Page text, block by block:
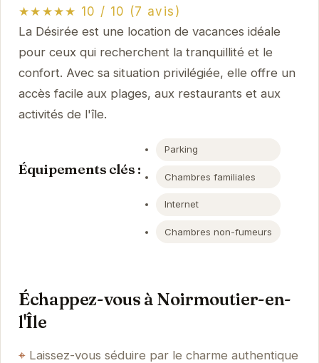
★★★★★ 10 / 10 (7 avis)
La Désirée est une location de vacances idéale
pour ceux qui recherchent la tranquillité et le
confort. Avec sa situation privilégiée, elle offre un
accès facile aux plages, aux restaurants et aux
activités de l'île.
Équipements clés :
Parking
Chambres familiales
Internet
Chambres non-fumeurs
Échappez-vous à Noirmoutier-en-
l'Île
Laissez-vous séduire par le charme authentique